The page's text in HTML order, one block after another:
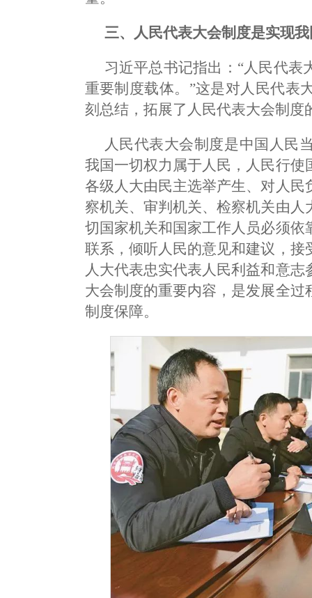
三、人民代表大会制度是实现
习近平总书记指出：“人民代
重要制度载体。”这是对人民代表
刻总结，拓展了人民代表大会制度
人民代表大会制度是中国人民
我国一切权力属于人民，人民行
各级人大由民主选举产生、对人
察机关、审判机关、检察机关由
切国家机关和国家工作人员必须
联系，倾听人民的意见和建议，
人大代表忠实代表人民利益和意
大会制度的重要内容，是发展全
制度保障。